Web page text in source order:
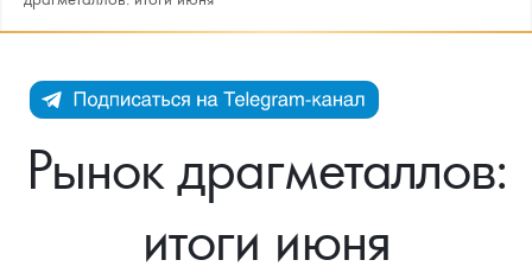
Каталог Монет
Инвестиционные монеты
Памятные монеты России и СССР
Монеты и жетоны ЗМД
Инфо
Как сделать заказ
Доставка
Рынок драгметаллов:
итоги июня